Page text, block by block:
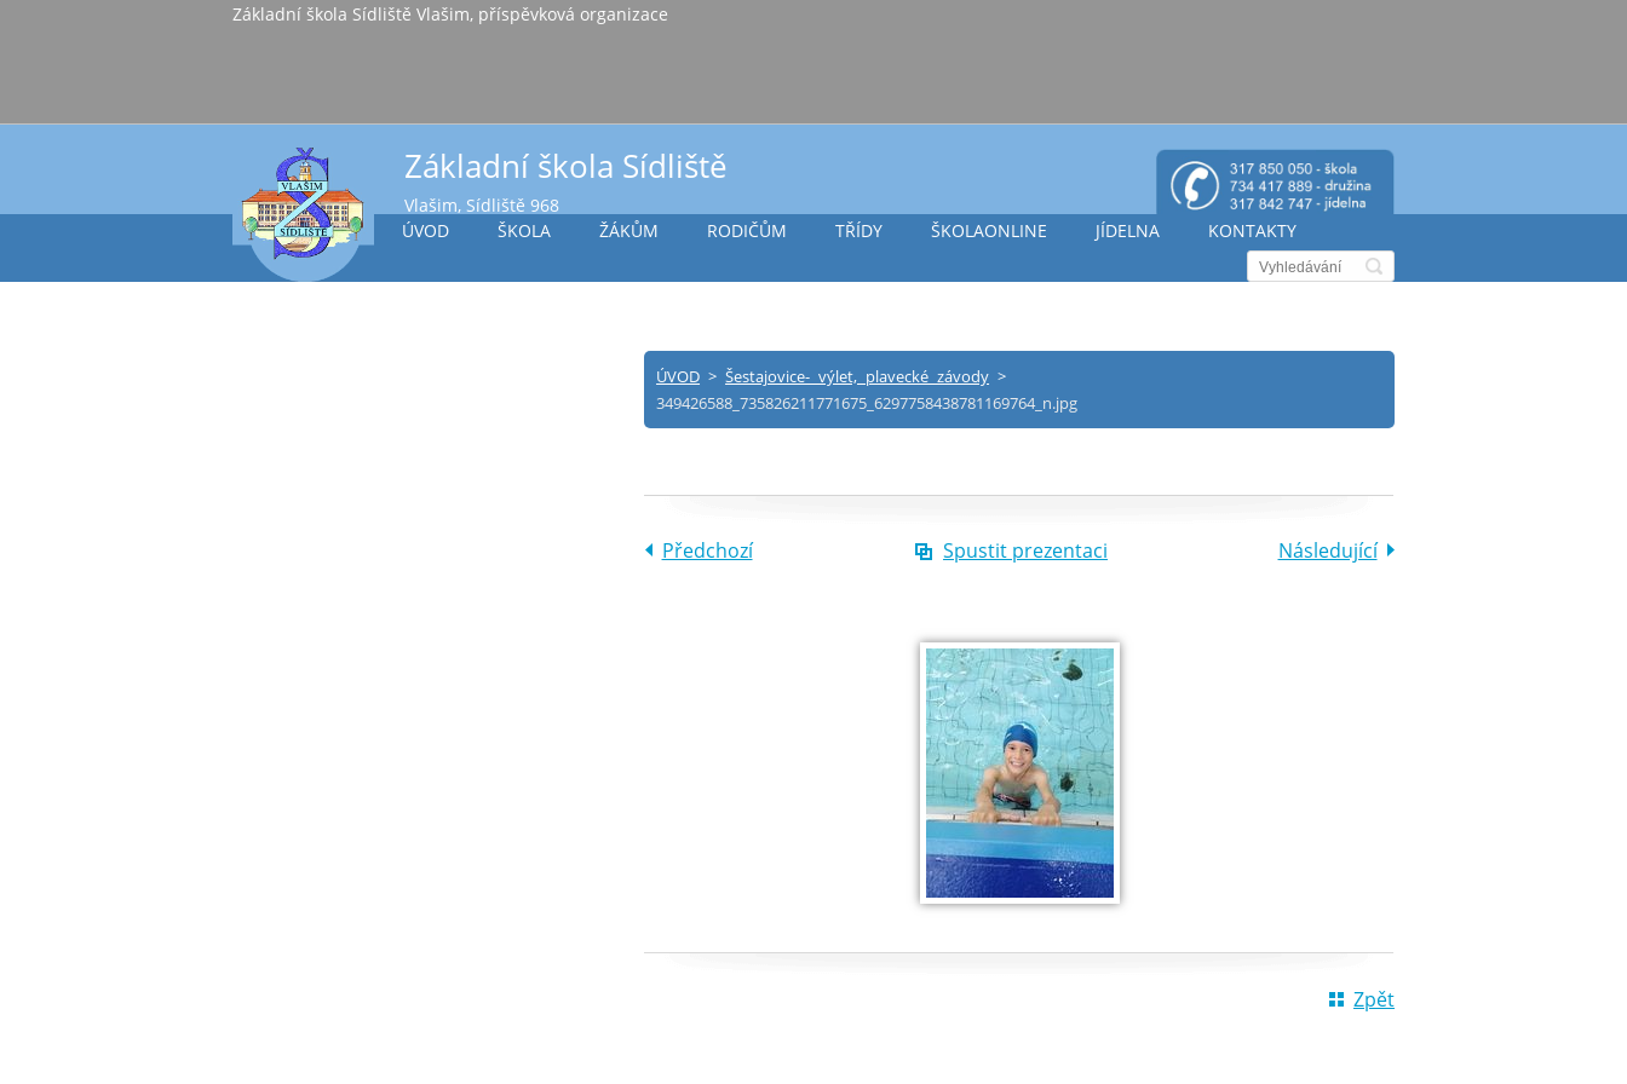
Základní škola Sídliště Vlašim, příspěvková organizace
Základní škola Sídliště
Vlašim, Sídliště 968
ÚVOD
ŠKOLA ŽÁKŮM RODIČŮM TŘÍDY ŠKOLAONLINE JÍDELNA KONTAKTY
ÚVOD >Šestajovice- výlet, plavecké závody >
349426588_735826211771675_6297758438781169764_n.jpg
Předchozí Spustit prezentaci Následující
Zpět